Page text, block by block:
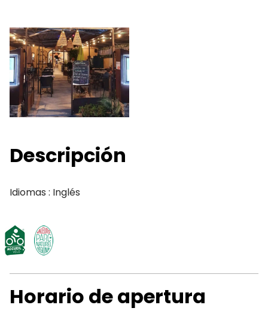
Descripción
Idiomas : Inglés
Horario de apertura